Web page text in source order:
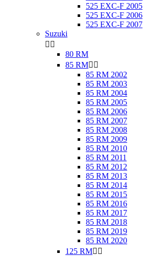
525 EXC-F 2005
525 EXC-F 2006
525 EXC-F 2007
Suzuki
 
80 RM
85 RM 
85 RM 2002
85 RM 2003
85 RM 2004
85 RM 2005
85 RM 2006
85 RM 2007
85 RM 2008
85 RM 2009
85 RM 2010
85 RM 2011
85 RM 2012
85 RM 2013
85 RM 2014
85 RM 2015
85 RM 2016
85 RM 2017
85 RM 2018
85 RM 2019
85 RM 2020
125 RM 